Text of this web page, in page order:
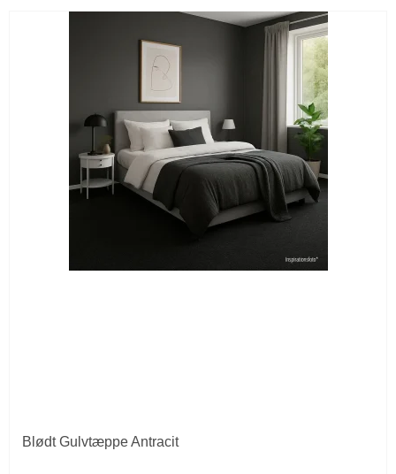
Blødt Gulvtæppe Antracit